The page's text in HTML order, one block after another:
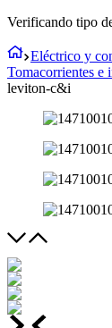
Verificando tipo
Eléctrico y
Tomacorrientes e
leviton-c&i